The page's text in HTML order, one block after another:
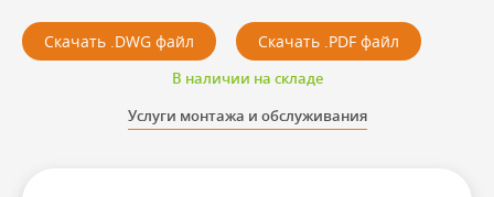
Скачать .DWG файл Скачать .PDF файл
В наличии на складе
Услуги монтажа и обслуживания